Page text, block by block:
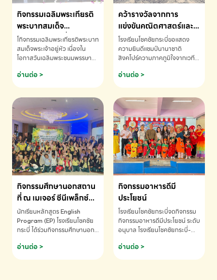
กิจกรรมเฉลิมพระเกียรติ
พระบาทสมเด็จ
พระเจ้าอยู่หัว เนื่องใน
โอกาสวันเฉลิม
พระชนมพรรษา
โกิจกรรมเฉลิมพระเกียรติพระบาท
สมเด็จพระเจ้าอยู่หัว เนื่องใน
โอกาสวันเฉลิมพระชนมพรรษา
ข้อมูลเพิ่มเติม โทร. 075-691910
อ่านต่อ >
คว้ารางวัลจากการ
แข่งขันคณิตศาสตร์และ
คณิตคิดเร็วนานาชาติ
ครั้งที่ 46 ประจำปี 2569
ณ ประเทศสิงคโปร์
โรงเรียนโชคชัยกระบี่ขอแสดง
ความยินดีแชมป์นานาชาติ
สิงคโปร์ความภาคภูมิใจจากเวที
ด.ช.พัทธนันท์ พรหมพันธ์ ชั้น
อนุบาล EP K3 โรงเรียนโชคชัย
แข่งขันคณิตศาสตร์และคณิตคิด
เร็วนานาชาติ ครั้งที่ 46 ประจำปี
2569 ณ ประเทศสิงคโปร์
INTERNATIONAL
MATHEMATICS AND
MENTAL ARITHMETIC
COMPETITION 2026 - ถ้วย
รางวัลรองชนะเลิศอันดับที่ 2
Mental Arithmetic
Competition K2 - ถ้วยรางวัล
รองชนะเลิศอันดับที่ 2 Mental
K2(Grop) โรงเรียนโชคชัยกระบี่-
สอบถามข้อมูลเพิ่มเติม โทร.
075-691910
อ่านต่อ >
กิจกรรมศึกษานอกสถาน
ที่ ณ เมเจอร์ ซีนีเพล็กซ์
ระดับประถมศึกษา (EP.1-
6)
นักเรียนหลักสูตร English
Program (EP) โรงเรียนโชคชัย
กระบี่ ได้ร่วมกิจกรรมศึกษานอก
ชมภาพยนตร์ Toy Story 5
(Soundtrack)เพื่อเสริมทักษะ
อ่านต่อ >
กิจกรรมอาหารดีมี
ประโยชน์
โรงเรียนโชคชัยกระบี่จดกิจกรรม
กิจกรรมอาหารดีมีประโยชน์ ระดับ
อนุบาล โรงเรียนโชคชัยกระบี่-
075-691910
อ่านต่อ >